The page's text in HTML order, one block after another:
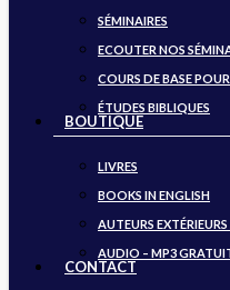
SÉMINAIRES
ECOUTER NOS
COURS DE BASE
ÉTUDES BIBLIQUES
BOUTIQUE
LIVRES
BOOKS IN ENGLISH
AUTEURS
AUDIO – MP3
CONTACT